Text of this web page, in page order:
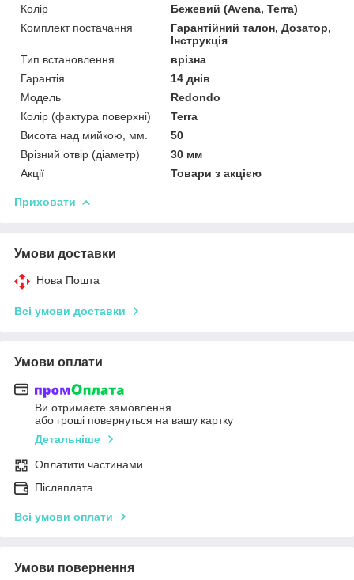
Колір
Бежевий (Avena, Terra)
Комплект постачання
Гарантійний талон, Дозатор,
Інструкція
Тип встановлення
врізна
Гарантія
14 днів
Мoдель
Redondo
Колір (фактура поверхні)
Terra
Висота над мийкою, мм.
50
Врізний отвір (діаметр)
30 мм
Акції
Товари з акцією
Приховати
Умови доставки
Нова Пошта
Всі умови доставки
Умови оплати
Ви отримаєте замовлення
або гроші повернуться на вашу картку
Детальніше
Оплатити частинами
Післяплата
Всі умови оплати
Умови повернення